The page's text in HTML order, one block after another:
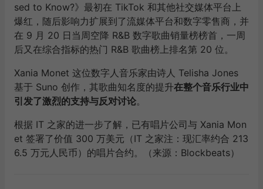
sed to Know?》最初在 TikTok 和其他社交媒体平台上
爆红，随后影响力扩展到了流媒体平台和数字零售商，并
在 9 月 20 日当周空降 R&B 数字歌曲销量榜榜首，一周
后又在综合指标的热门 R&B 歌曲榜上排名第 20 位。
Xania Monet 这位数字人音乐家由诗人 Telisha Jones
基于 Suno 创作，其歌曲知名度的提升在整个音乐行业中
引发了激烈的支持与反对讨论。
根据 IT 之家的进一步了解，已有唱片公司与 Xania Mon
et 签署了价值 300 万美元（IT 之家注：现汇率约合 213
6.5 万元人民币）的唱片合约。（来源：Blockbeats）